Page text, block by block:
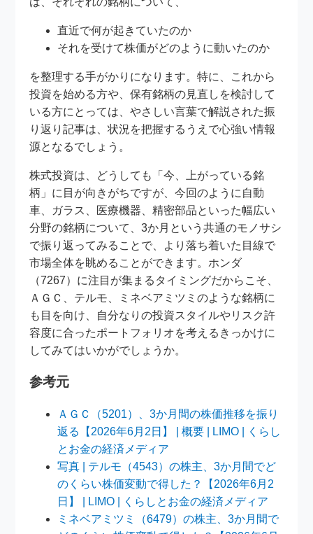
直近で何が起きていたのか
それを受けて株価がどのように動いたのか
を整理する手がかりになります。特に、これから
投資を始める方や、保有銘柄の見直しを検討して
いる方にとっては、やさしい言葉で解説された振
り返り記事は、状況を把握するうえで心強い情報
源となるでしょう。
株式投資は、どうしても「今、上がっている銘
柄」に目が向きがちですが、今回のように自動
車、ガラス、医療機器、精密部品といった幅広い
分野の銘柄について、3か月という共通のモノサシ
で振り返ってみることで、より落ち着いた目線で
市場全体を眺めることができます。ホンダ
（7267）に注目が集まるタイミングだからこそ、
ＡＧＣ、テルモ、ミネベアミツミのような銘柄に
も目を向け、自分なりの投資スタイルやリスク許
容度に合ったポートフォリオを考えるきっかけに
してみてはいかがでしょうか。
参考元
ＡＧＣ（5201）、3か月間の株価推移を振り
返る【2026年6月2日】 | 概要 | LIMO | くらし
とお金の経済メディア
写真 | テルモ（4543）の株主、3か月間でど
のくらい株価変動で得した？【2026年6月2
日】 | LIMO | くらしとお金の経済メディア
ミネベアミツミ（6479）の株主、3か月間で